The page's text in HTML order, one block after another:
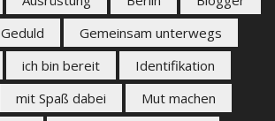
Geduld
Gemeinsam unterwegs
ich bin bereit
Identifikation
mit Spaß dabei
Mut machen